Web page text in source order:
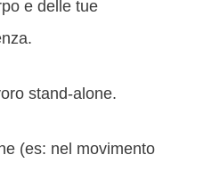
e delle tue
stand-alone.
(es: nel movimento